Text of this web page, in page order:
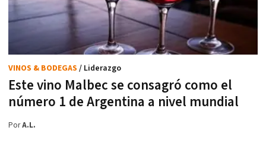
Este vino Malbec se consagró como el
número 1 de Argentina a nivel mundial
VINOS & BODEGAS / Liderazgo
PorA.L.